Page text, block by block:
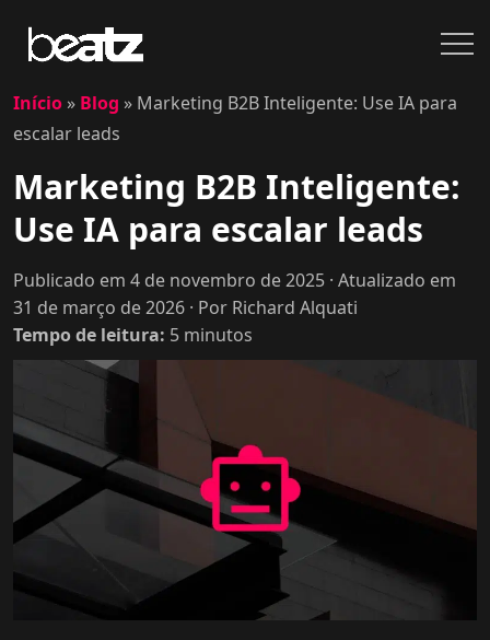
Início » Blog » Marketing B2B Inteligente: Use IA para
escalar leads
Marketing B2B Inteligente:
Use IA para escalar leads
Publicado em 4 de novembro de 2025 · Atualizado em
31 de março de 2026 · Por Richard Alquati
Tempo de leitura: 5 minutos